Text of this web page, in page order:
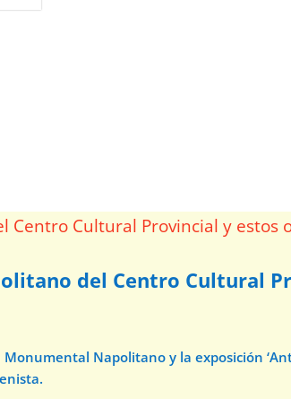
del Centro Cultural
Napolitano y la exposición